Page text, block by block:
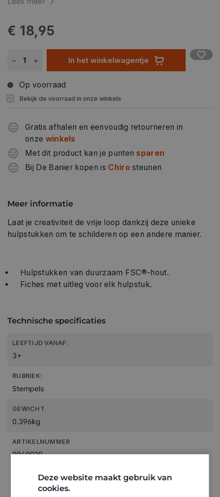
€ 18,95
In het winkelwagentje
Op voorraad
Bekijk de voorraad in onze winkels
Gratis afhalen en eenvoudig retourneren in
onze winkels
Met dit product kan je punten sparen
Bij De Banier kopen is Chirosteunen
Meer informatie
Laat je creativiteit de vrije loop dankzij deze unieke
hulpstukken om te schilderen op een andere manier.
Hulpstukken van duurzaam FSC®-hout.
Fiches met uitleg voor elk hulpstuk.
Technische specificaties
LEEFTIJD VANAF:
3+
RUBRIEK:
Stempels
GEWICHT
0.396kg
ARTIKELNUMMER
0840920
Deze website maakt gebruik van
cookies.